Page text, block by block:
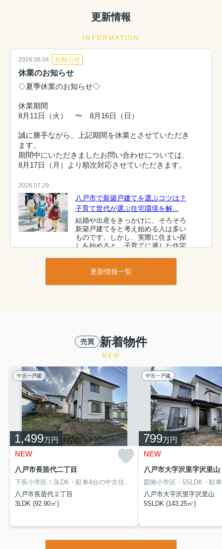
更新情報
INFORMATION
2026.08.04 お知らせ
休業のお知らせ
◇夏季休業のお知らせ◇
休業期間
8月11日（火） 〜 8月16日（日）
誠に勝手ながら、上記期間を休業とさせていただき
ます。
期間中にいただきましたお問い合わせについては、
8月17日（月）より順次対応させていただきます。
2026.07.29
八戸市で新築戸建てを選ぶコツは？
子育て世代が選ぶ住宅環境を解...
結婚や出産をきっかけに、そろそろ
新築戸建てをと考え始める人は多い
ものです。しかし、実際に住まい探
しを始めると、子育てに適した住宅
くありま...
っくりくつろぎたい。そんな思いか
ら、新築戸建てを検討する共働き家
庭が増えています。しかし実際に
んだ結果、入居後に使いづらさを感
じるケース...
2026.07.29
八戸市で新築戸建てを建てたい方
へ！予算オーバーを防ぐ費用計画...
八戸市で新築戸建てを検討し始める
と、間取りやデザインに目が行きが
ちですが、実は最初の費用計画こそ
が、その後の安心度を大きく左右し
ます。せっかくのマイホーム計画
も、予算オーバーで毎月の返済に追
われてしま...
2026.07.27 ご成約
更新情報一覧
売買 新着物件
NEW
中古一戸建
1,499万円
NEW
八戸市長苗代二丁目
下長小学区！3LDK・駐車4台の中古住宅！前面道路6ｍ以上で車のすれ違いのストレスなし♪自分好みにリフォームして理想の生活を叶えてみませんか？
八戸市長苗代２丁目
3LDK (92.90㎡)
中古一戸建
799万円
NEW
八戸市大字沢里字沢里山
八戸市大字沢里字沢里山
5SLDK (143.25㎡)